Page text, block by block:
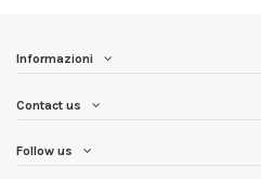
Informazioni
Contact us
Follow us